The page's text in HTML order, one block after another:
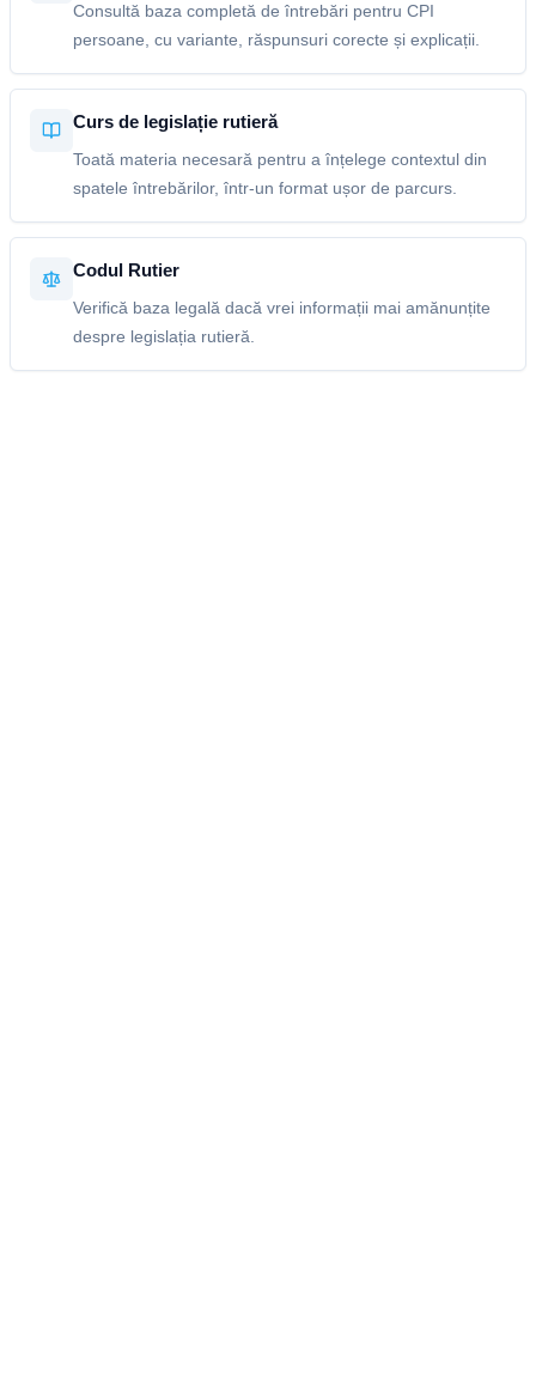
Consultă baza completă de întrebări pentru CPI
persoane, cu variante, răspunsuri corecte și explicații.
Curs de legislație rutieră
Toată materia necesară pentru a înțelege contextul din
spatele întrebărilor, într-un format ușor de parcurs.
Codul Rutier
Verifică baza legală dacă vrei informații mai amănunțite
despre legislația rutieră.